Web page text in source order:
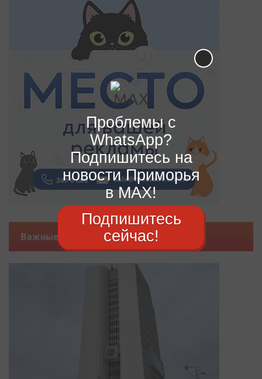
Важные новости
Проблемы с
WhatsApp?
Подпишитесь на
новости Приморья
в MAX!
Подпишитесь
сейчас!